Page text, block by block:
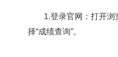
1.登录官网：打开浏览
择“成绩查询”。